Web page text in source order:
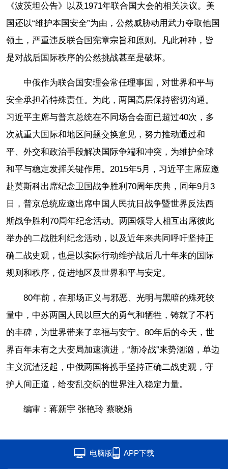
《波茨坦公告》以及1971年联合国大会的相关决议。美
国还以“维护本国安全”为由，公然威胁动用武力夺取他国
领土，严重违反联合国宪章宗旨和原则。凡此种种，皆
是对战后国际秩序的公然挑战甚至是破坏。
中俄作为联合国安理会常任理事国，对世界和平与
安全承担着特殊责任。为此，两国高层保持密切沟通。
习近平主席与普京总统在不同场合会面已超过40次，多
次就重大国际和地区问题交换意见，努力推动通过和
平、外交和政治手段解决国际争端和冲突，为维护全球
和平与稳定发挥关键作用。2015年5月，习近平主席应邀
赴莫斯科出席纪念卫国战争胜利70周年庆典，同年9月3
日，普京总统应邀出席中国人民抗日战争暨世界反法西
斯战争胜利70周年纪念活动。两国领导人相互出席彼此
举办的二战胜利纪念活动，以及近年来共同呼吁坚持正
确二战史观，也是以实际行动维护战后几十年来的国际
规则和秩序，促进地区及世界和平与安定。
80年前，在那场正义与邪恶、光明与黑暗的殊死较
量中，中苏两国人民以巨大的勇气和牺牲，铸就了不朽
的丰碑，为世界带来了幸福与安宁。80年后的今天，世
界百年未有之大变局加速演进，“新冷战”来势汹汹，单边
主义沉渣泛起，中俄两国将携手坚持正确二战史观，守
护人间正道，给变乱交织的世界注入稳定力量。
编审：蒋新宇 张艳玲 蔡晓娟
电脑版 APP下载